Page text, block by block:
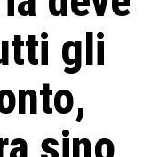
gli